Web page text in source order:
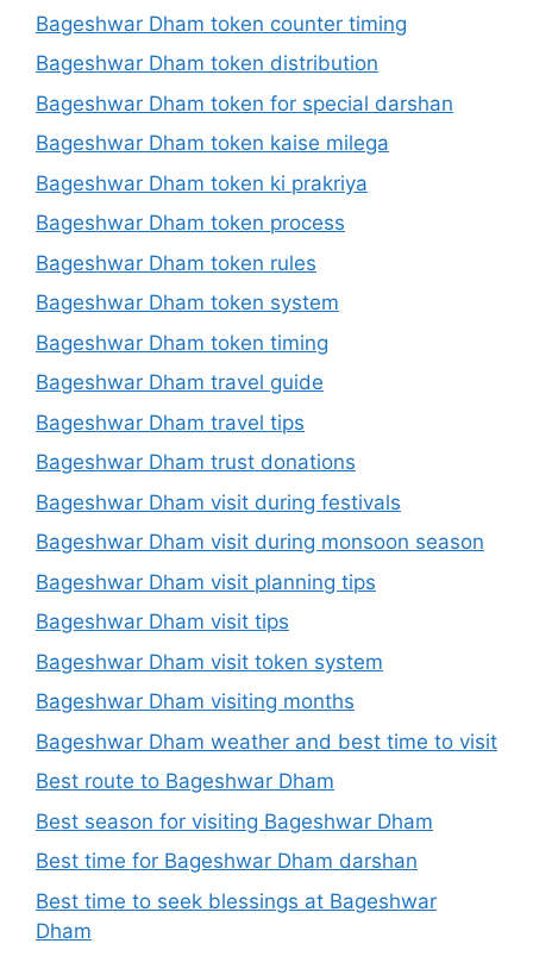
Bageshwar Dham token counter timing
Bageshwar Dham token distribution
Bageshwar Dham token for special darshan
Bageshwar Dham token kaise milega
Bageshwar Dham token ki prakriya
Bageshwar Dham token process
Bageshwar Dham token rules
Bageshwar Dham token system
Bageshwar Dham token timing
Bageshwar Dham travel guide
Bageshwar Dham travel tips
Bageshwar Dham trust donations
Bageshwar Dham visit during festivals
Bageshwar Dham visit during monsoon season
Bageshwar Dham visit planning tips
Bageshwar Dham visit tips
Bageshwar Dham visit token system
Bageshwar Dham visiting months
Bageshwar Dham weather and best time to visit
Best route to Bageshwar Dham
Best season for visiting Bageshwar Dham
Best time for Bageshwar Dham darshan
Best time to seek blessings at Bageshwar
Dham